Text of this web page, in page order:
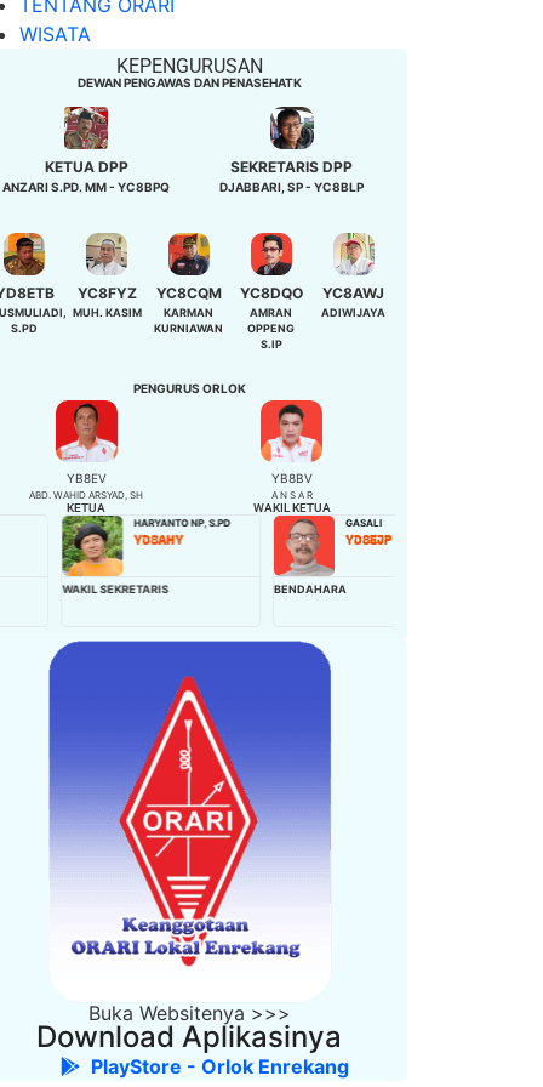
TENTANG ORARI
WISATA
KEPENGURUSAN
DEWAN PENGAWAS DAN PENASEHATK
KETUA DPP
ANZARI S.PD. MM - YC8BPQ
SEKRETARIS DPP
DJABBARI, SP - YC8BLP
S.PD
YC8FYZ
MUH. KASIM
YC8CQM
KARMAN
KURNIAWAN
YC8DQO
AMRAN
OPPENG
S.IP
YC8AWJ
ADIWIJAYA
PENGURUS ORLOK
YB8EV
ABD. WAHID ARSYAD, SH
KETUA
YB8BV
A N S A R
WAKIL KETUA
HARYANTO NP, S.PD
YD8AHY
SEKRETARIS
GASALI
YD8EJP
Buka Websitenya >>>
Download Aplikasinya
PlayStore - Orlok Enrekang